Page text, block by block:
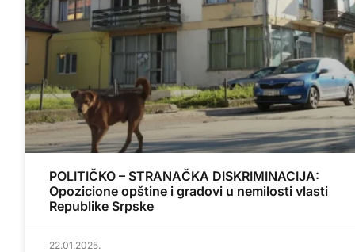
POLITIČKO – STRANAČKA DISKRIMINACIJA:
Opozicione opštine i gradovi u nemilosti vlasti
Republike Srpske
22.01.2025.